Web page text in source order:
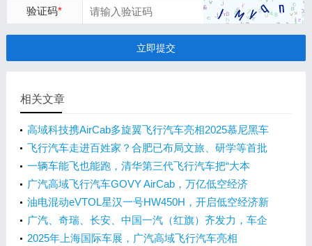
验证码*
立即提交
相关文章
高域科技携AirCab多旋翼飞行汽车亮相2025慕尼黑车
展
飞行汽车走进百姓家？合肥已布局文旅、研学等首批
场景
一辆车能飞也能跑，清华第三代飞行汽车把“大本
营”搬来合肥
广汽高域飞行汽车GOVY AirCab，万亿低空经济
的“新星”
油电混动eVTOL星汉一号HW450H，开启低空经济新
时代！
广汽、奇瑞、长安、中国一汽（红旗）齐发力，车企
如何抢滩飞行汽车市场？
2025年上海国际车展，广汽高域飞行汽车亮相